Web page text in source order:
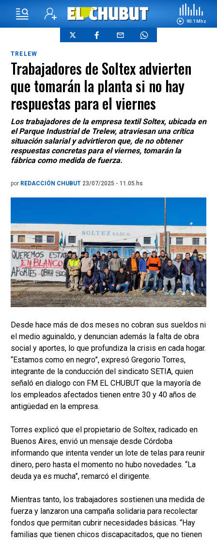
90.1 Mhz
TRELEW
Trabajadores de Soltex advierten
que tomarán la planta si no hay
respuestas para el viernes
Los trabajadores de la empresa textil Soltex, ubicada en
el Parque Industrial de Trelew, atraviesan una crítica
situación salarial y advirtieron que, de no obtener
respuestas concretas para el viernes, tomarán la
fábrica como medida de fuerza.
por REDACCIÓN CHUBUT 23/07/2025 - 11.05.hs
Desde hace más de dos meses no cobran sus sueldos ni
el medio aguinaldo, y denuncian además la falta de obra
social y aportes, lo que profundiza la crisis en cada hogar.
“Estamos como en negro”, expresó Gregorio Torres,
integrante de la conducción del sindicato SETIA, quien
señaló en dialogo con FM EL CHUBUT que la mayoría de
los empleados afectados tienen entre 30 y 40 años de
antigüedad en la empresa.
Torres explicó que el propietario de Soltex, radicado en
Buenos Aires, envió un mensaje desde Córdoba
informando que intenta vender un lote de telas para reunir
dinero, pero hasta el momento no hubo novedades. “La
deuda ya es mucha”, remarcó el dirigente.
Mientras tanto, los trabajadores sostienen una medida de
fuerza y lanzaron una campaña solidaria para recolectar
fondos que permitan cubrir necesidades básicas. “Hay
familias que tienen chicos discapacitados, que no tienen